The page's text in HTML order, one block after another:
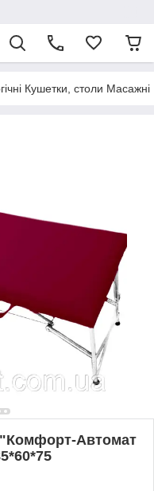
Кушетки, столи Масажні
Автомат